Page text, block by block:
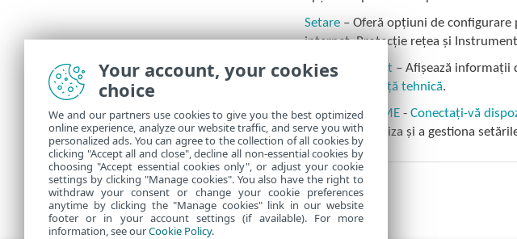
Setare – Oferă opțiuni de
internet, Protecție rețea și
Ajutor și suport – Afișează informații
Asistență tehnică.
Cont ESET HOME -Conectați-vă
pentru a vizualiza și a gestiona
Your account, your cookies
choice
We and our partners use cookies to give you the best optimized
online experience, analyze our website traffic, and serve you with
personalized ads. You can agree to the collection of all cookies by
clicking "Accept all and close", decline all non-essential cookies by
choosing "Accept essential cookies only", or adjust your cookie
settings by clicking "Manage cookies". You also have the right to
withdraw your consent or change your cookie preferences
anytime by clicking the "Manage cookies" link in our website
footer or in your account settings (if available). For more
information, see ourCookie Policy.